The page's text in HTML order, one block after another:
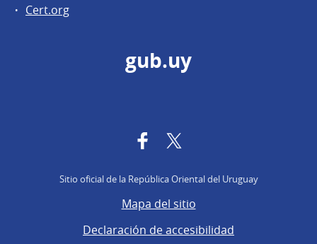
Cert.org
gub.uy
Facebook
Sitio oficial de la República Oriental del Uruguay
Mapa del sitio
Declaración de accesibilidad